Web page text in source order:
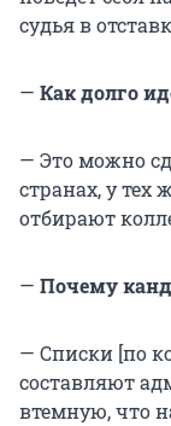
судья в
— Как долго
— Это можно
странах, у тех
отбирают
— Почему
— Списки [по
составляют
втемную, что